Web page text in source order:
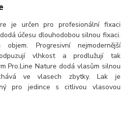
je určen pro profesionální fixaci
účesu dlouhodobou silnou fixaci.
Progresivní nejmodernější
vlhkost a prodlužují tak
Pro.Line Nature dodá vlasům silnou
ve vlasech zbytky. Lak je
pro jedince s citlivou vlasovou